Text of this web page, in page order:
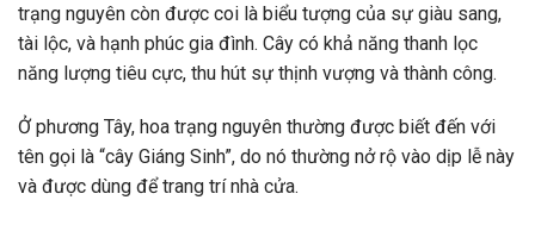
trạng nguyên còn được coi là biểu tượng của sự giàu sang,
tài lộc, và hạnh phúc gia đình. Cây có khả năng thanh lọc
năng lượng tiêu cực, thu hút sự thịnh vượng và thành công.
Ở phương Tây, hoa trạng nguyên thường được biết đến với
tên gọi là “cây Giáng Sinh”, do nó thường nở rộ vào dịp lễ này
và được dùng để trang trí nhà cửa.